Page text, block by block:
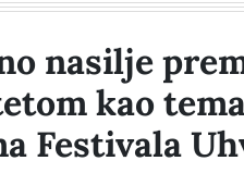
nasilje
kao
Festivala